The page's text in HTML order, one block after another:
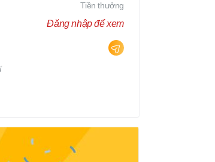
Tiền thưởng
Đăng nhập để xem